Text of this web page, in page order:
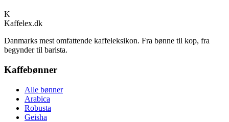
K
Kaffelex.dk
Danmarks mest omfattende kaffeleksikon. Fra bønne til kop, fra
begynder til barista.
Kaffebønner
Alle bønner
Arabica
Robusta
Geisha